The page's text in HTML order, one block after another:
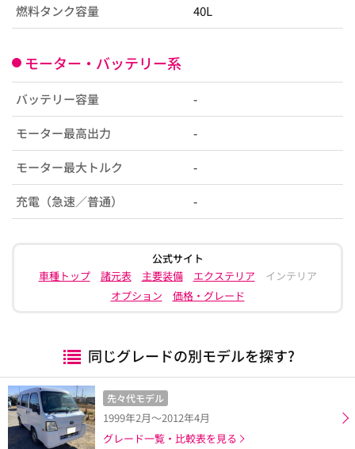
燃料タンク容量 40L
モーター・バッテリー系
バッテリー容量 -
モーター最高出力 -
モーター最大トルク -
充電（急速／普通） -
公式サイト
車種トップ
諸元表 主要装備 エクステリア
インテリア
オプション
価格・グレード
同じグレードの別モデルを探す?
先々代モデル
1999年2月～2012年4月
グレード一覧・比較表を見る